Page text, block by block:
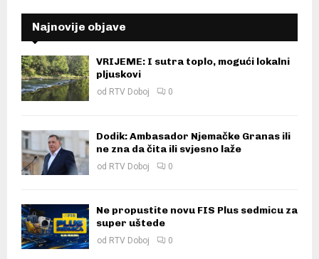
Najnovije objave
VRIJEME: I sutra toplo, mogući lokalni
pljuskovi
od RTV Doboj 0
Dodik: Ambasador Njemačke Granas ili
ne zna da čita ili svjesno laže
od RTV Doboj 0
Ne propustite novu FIS Plus sedmicu za
super uštede
od RTV Doboj 0